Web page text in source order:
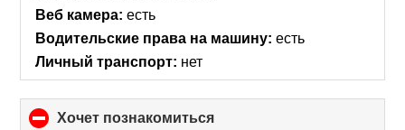
Веб камера: есть
Водительские права на машину: есть
Личный транспорт: нет
хочет познакомиться